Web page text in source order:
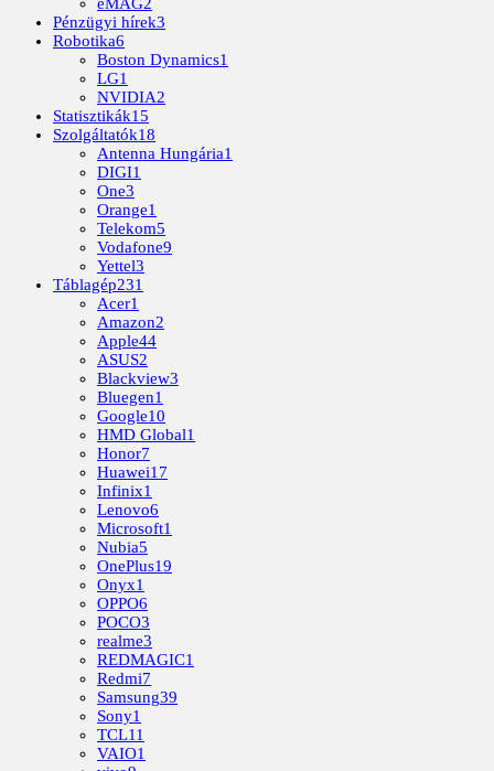
eMAG2
Pénzügyi hírek3
Robotika6
Boston Dynamics1
LG1
NVIDIA2
Statisztikák15
Szolgáltatók18
Antenna Hungária1
DIGI1
One3
Orange1
Telekom5
Vodafone9
Yettel3
Táblagép231
Acer1
Amazon2
Apple44
ASUS2
Blackview3
Bluegen1
Google10
HMD Global1
Honor7
Huawei17
Infinix1
Lenovo6
Microsoft1
Nubia5
OnePlus19
Onyx1
OPPO6
POCO3
realme3
REDMAGIC1
Redmi7
Samsung39
Sony1
TCL11
VAIO1